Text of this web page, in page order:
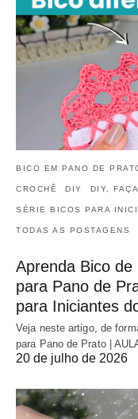
BICO EM PANO DE
CROCHÊ DIY DIY,
SÉRIE BICOS PARA
TODAS AS POSTAGENS
Aprenda Bico
para Pano de
para Iniciantes
Veja neste artigo, de
para Pano de Prato |
20 de julho de 2026